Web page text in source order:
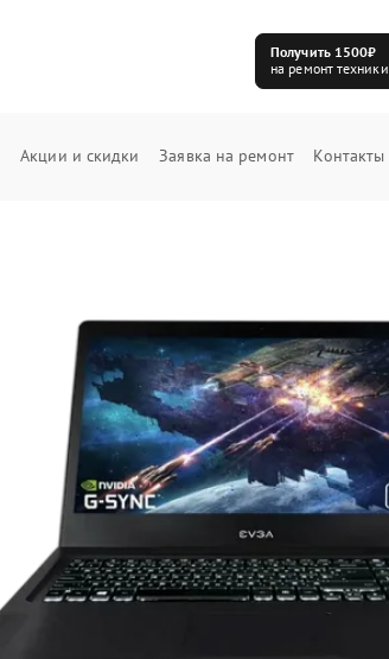
Получить 1500₽
на ремонт техники
Акции и скидки Заявка на ремонт Контакты